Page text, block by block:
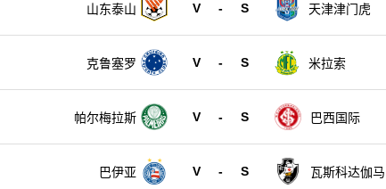
山东泰山 V - S 天津津门虎
克鲁塞罗 V - S 米拉索
帕尔梅拉斯 V - S 巴西国际
巴伊亚 V - S 瓦斯科达伽马